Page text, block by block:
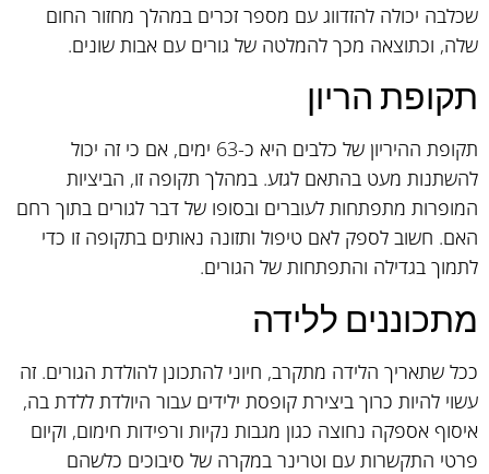
שכלבה יכולה להזדווג עם מספר זכרים במהלך מחזור החום
שלה, וכתוצאה מכך להמלטה של גורים עם אבות שונים.
תקופת הריון
תקופת ההיריון של כלבים היא כ-63 ימים, אם כי זה יכול
להשתנות מעט בהתאם לגזע. במהלך תקופה זו, הביציות
המופרות מתפתחות לעוברים ובסופו של דבר לגורים בתוך רחם
האם. חשוב לספק לאם טיפול ותזונה נאותים בתקופה זו כדי
לתמוך בגדילה והתפתחות של הגורים.
מתכוננים ללידה
ככל שתאריך הלידה מתקרב, חיוני להתכונן להולדת הגורים. זה
עשוי להיות כרוך ביצירת קופסת ילידים עבור היולדת ללדת בה,
איסוף אספקה נחוצה כגון מגבות נקיות ורפידות חימום, וקיום
פרטי התקשרות עם וטרינר במקרה של סיבוכים כלשהם